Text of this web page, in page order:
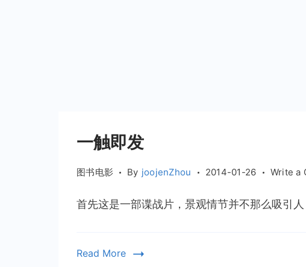
一触即发
图书电影 By joojenZhou 2014-01-26 Write a
首先这是一部谍战片，景观情节并不那么吸引
Read More